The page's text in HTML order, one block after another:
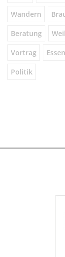
Wandern
Beratung
Vortrag Essen
Politik